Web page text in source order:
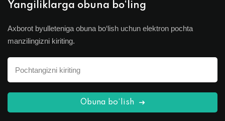
Yangiliklarga obuna bo‘ling
Axborot byulleteniga obuna bo‘lish uchun elektron pochta
manzilingizni kiriting.
Obuna bo‘lish